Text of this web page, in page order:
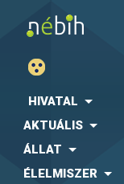
HIVATAL
AKTUÁLIS
ÁLLAT
ÉLELMISZER